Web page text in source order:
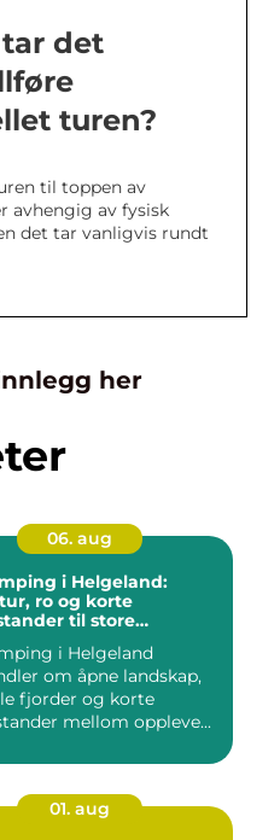
det
turen?
til toppen av
avhengig av fysisk
det tar vanligvis rundt
her
06. aug
i Helgeland:
ro og korte
til store
i Helgeland
om åpne landskap,
fjorder og korte
mellom oppleve...
01. aug